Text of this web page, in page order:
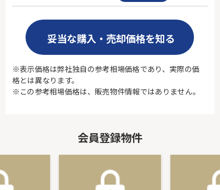
妥当な購入・売却価格を知る
※表示価格は弊社独自の参考相場価格であり、実際の価
格とは異なります。
※この参考相場価格は、販売物件情報ではありません。
会員登録物件